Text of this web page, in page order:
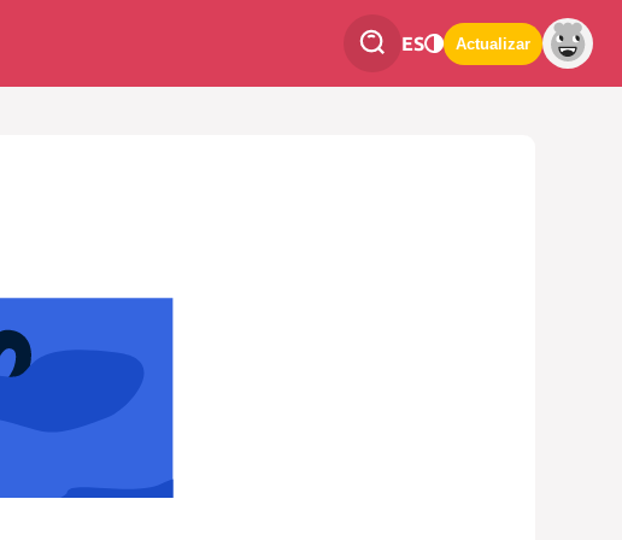
ES Actualizar